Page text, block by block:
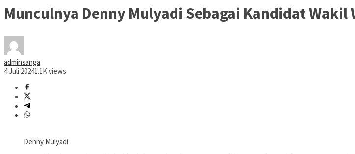
Munculnya Denny Mulyadi Sebagai Kandidat
adminsanga
4 Juli 20241.1K views
Denny Mulyadi